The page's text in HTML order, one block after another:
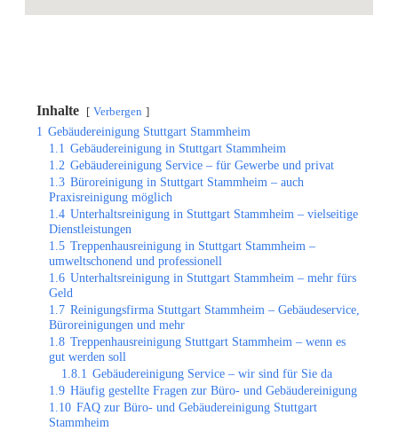
Inhalte Verbergen
1 Gebäudereinigung Stuttgart Stammheim
1.1 Gebäudereinigung in Stuttgart Stammheim
1.2 Gebäudereinigung Service – für Gewerbe und privat
1.3 Büroreinigung in Stuttgart Stammheim – auch
Praxisreinigung möglich
1.4 Unterhaltsreinigung in Stuttgart Stammheim – vielseitige
Dienstleistungen
1.5 Treppenhausreinigung in Stuttgart Stammheim –
umweltschonend und professionell
1.6 Unterhaltsreinigung in Stuttgart Stammheim – mehr fürs
Geld
1.7 Reinigungsfirma Stuttgart Stammheim – Gebäudeservice,
Büroreinigungen und mehr
1.8 Treppenhausreinigung Stuttgart Stammheim – wenn es
gut werden soll
1.8.1 Gebäudereinigung Service – wir sind für Sie da
1.9 Häufig gestellte Fragen zur Büro- und Gebäudereinigung
1.10 FAQ zur Büro- und Gebäudereinigung Stuttgart
Stammheim